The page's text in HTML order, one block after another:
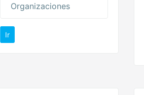
Organizaciones
Ir